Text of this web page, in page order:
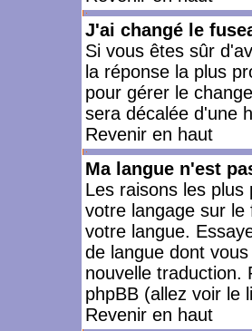
J'ai changé le
Si vous êtes sûr
la réponse la plus
pour gérer le
sera décalée d'une
Revenir en haut
Ma langue n'est
Les raisons les
votre langage sur
votre langue.
de langue dont
nouvelle traduction.
phpBB (allez voir le
Revenir en haut